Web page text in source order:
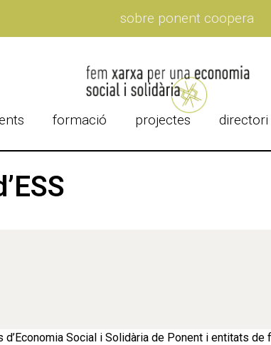
sobre ponent coopera
formació projectes directori
Social i Solidària de Ponent i entitats de